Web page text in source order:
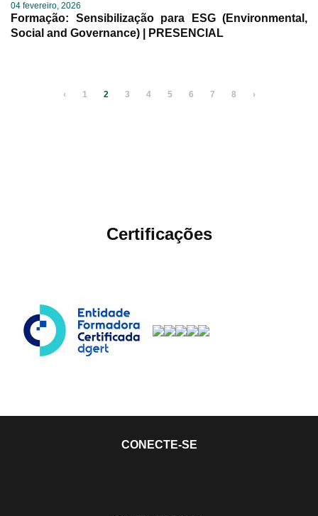
04 fevereiro, 2026
Formação: Sensibilização para ESG (Environmental,
Social and Governance) | PRESENCIAL
‹ 1 2 3 4 5 6 7 8 ›
Certificações
CONECTE-SE